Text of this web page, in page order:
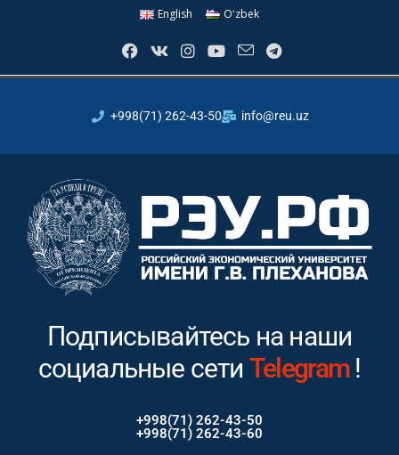
English Oʻzbek
+998(71) 262-43-50 info@reu.uz
Подписывайтесь на наши
социальные сети Instagram !
+998(71) 262-43-50
+998(71) 262-43-60